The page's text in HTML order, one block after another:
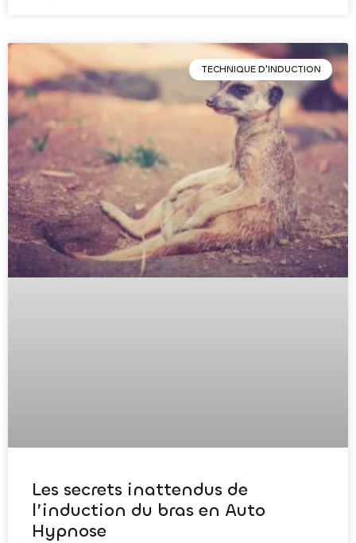
TECHNIQUE D'INDUCTION
Les secrets inattendus de
l’induction du bras en Auto
Hypnose